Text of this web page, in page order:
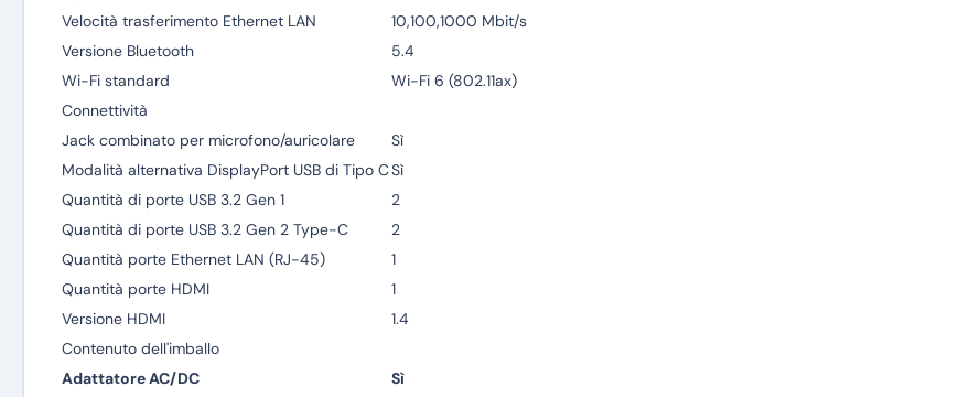
Velocità trasferimento Ethernet LAN
10,100,1000 Mbit/s
Versione Bluetooth
5.4
Wi-Fi standard
Wi-Fi 6 (802.11ax)
Connettività
Jack combinato per microfono/auricolare
Sì
Modalità alternativa DisplayPort USB di Tipo CSì
Quantità di porte USB 3.2 Gen 1
2
Quantità di porte USB 3.2 Gen 2 Type-C
2
Quantità porte Ethernet LAN (RJ-45)
1
Quantità porte HDMI
1
Versione HDMI
1.4
Contenuto dell'imballo
Adattatore AC/DC
Sì